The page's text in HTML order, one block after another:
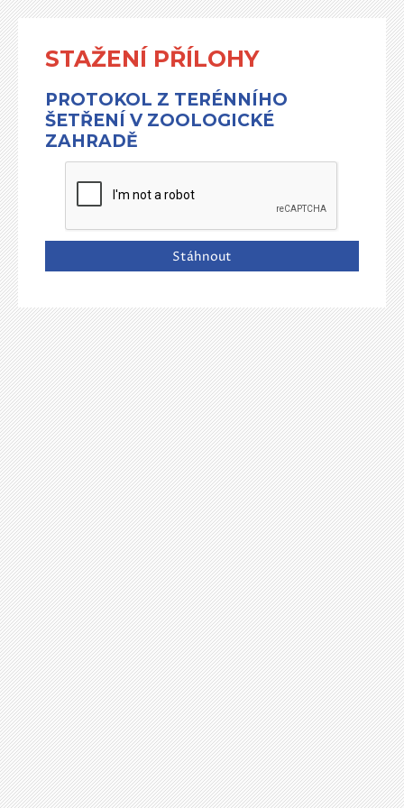
STAŽENÍ PŘÍLOHY
PROTOKOL Z TERÉNNÍHO
ŠETŘENÍ V ZOOLOGICKÉ
ZAHRADĚ